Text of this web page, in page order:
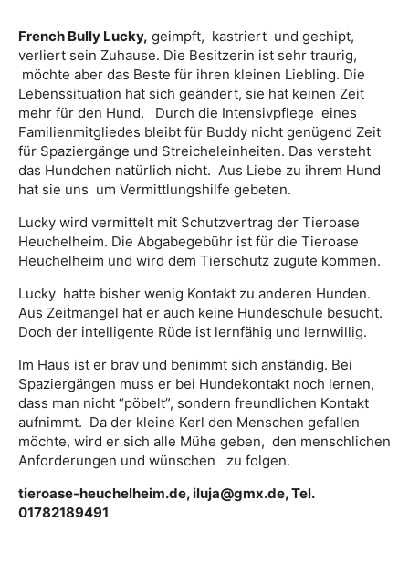
French Bully Lucky, geimpft, kastriert und gechipt,
verliert sein Zuhause. Die Besitzerin ist sehr traurig,
möchte aber das Beste für ihren kleinen Liebling. Die
Lebenssituation hat sich geändert, sie hat keinen Zeit
mehr für den Hund. Durch die Intensivpflege eines
Familienmitgliedes bleibt für Buddy nicht genügend Zeit
für Spaziergänge und Streicheleinheiten. Das versteht
das Hundchen natürlich nicht. Aus Liebe zu ihrem Hund
hat sie uns um Vermittlungshilfe gebeten.
Lucky wird vermittelt mit Schutzvertrag der Tieroase
Heuchelheim. Die Abgabegebühr ist für die Tieroase
Heuchelheim und wird dem Tierschutz zugute kommen.
Lucky hatte bisher wenig Kontakt zu anderen Hunden.
Aus Zeitmangel hat er auch keine Hundeschule besucht.
Doch der intelligente Rüde ist lernfähig und lernwillig.
Im Haus ist er brav und benimmt sich anständig. Bei
Spaziergängen muss er bei Hundekontakt noch lernen,
dass man nicht “pöbelt”, sondern freundlichen Kontakt
aufnimmt. Da der kleine Kerl den Menschen gefallen
möchte, wird er sich alle Mühe geben, den menschlichen
Anforderungen und wünschen zu folgen.
tieroase-heuchelheim.de, iluja@gmx.de, Tel.
01782189491